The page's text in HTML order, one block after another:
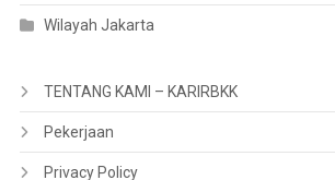
Wilayah Jakarta
TENTANG KAMI – KARIRBKK
Pekerjaan
Privacy Policy